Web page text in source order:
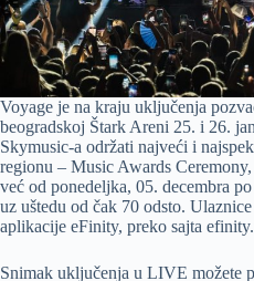
Voyage je na kraju uključenja
beogradskoj Štark Areni 25. i 26.
Skymusic-a održati najveći i
regionu – Music Awards
već od ponedeljka, 05. decembra
uz uštedu od čak 70 odsto.
aplikacije eFinity, preko sajta
Snimak uključenja u LIVE možete